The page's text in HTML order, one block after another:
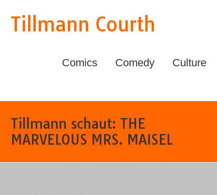
Tillmann Courth
Comics Comedy Culture
Tillmann schaut: THE
MARVELOUS MRS. MAISEL